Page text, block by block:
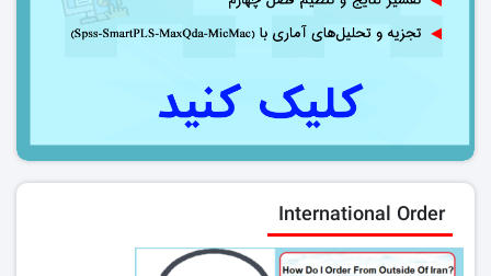
International Order